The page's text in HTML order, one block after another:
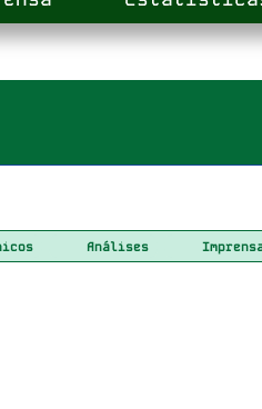
Análises